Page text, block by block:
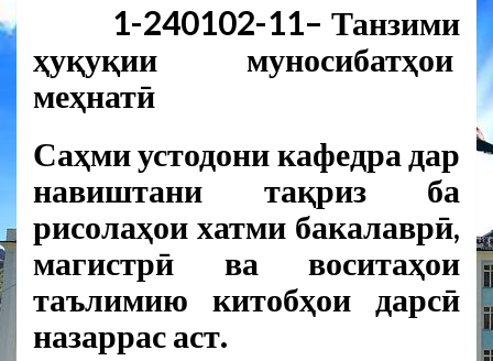
1-240102-11– Танзими
ҳуқуқии муносибатҳои
меҳнатӣ
Саҳми устодони кафедра дар
навиштани тақриз ба
рисолаҳои хатми бакалаврӣ,
магистрӣ ва воситаҳои
таълимию китобҳои дарсӣ
назаррас аст.